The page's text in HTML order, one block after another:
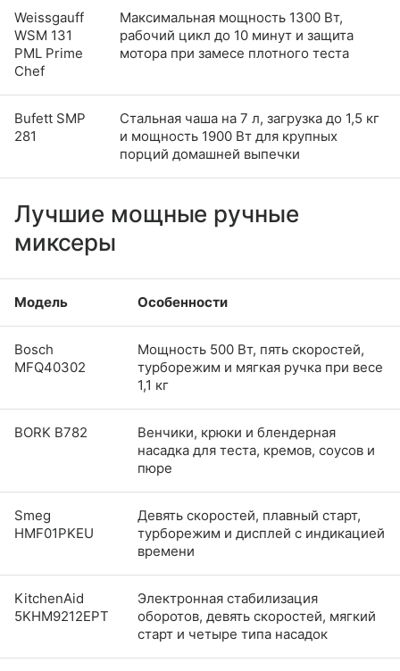
Weissgauff
WSM 131
PML Prime
Chef
Максимальная мощность 1300 Вт,
рабочий цикл до 10 минут и защита
мотора при замесе плотного теста
Bufett SMP
281
Стальная чаша на 7 л, загрузка до 1,5 кг
и мощность 1900 Вт для крупных
порций домашней выпечки
Лучшие мощные ручные
миксеры
Модель Особенности
Bosch
MFQ40302
Мощность 500 Вт, пять скоростей,
турборежим и мягкая ручка при весе
1,1 кг
BORK B782
Венчики, крюки и блендерная
насадка для теста, кремов, соусов и
пюре
Smeg
HMF01PKEU
Девять скоростей, плавный старт,
турборежим и дисплей с индикацией
времени
KitchenAid
5KHM9212EPT
Электронная стабилизация
оборотов, девять скоростей, мягкий
старт и четыре типа насадок